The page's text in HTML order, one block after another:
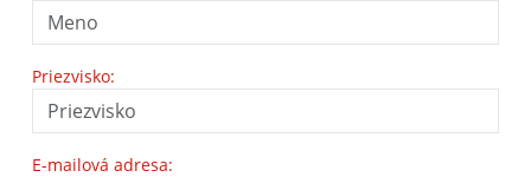
Priezvisko:
E-mailová adresa: